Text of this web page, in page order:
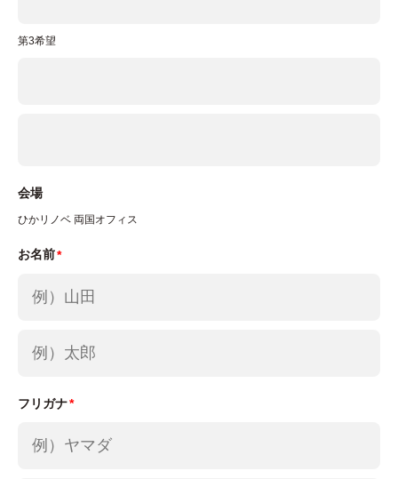
00 ※当社営業日）
メールアドレス: privacy@nexus-r-housing.jp
当社が運営するウェブサイトでは、ウェブサイトの
タの取得のため、Googleアナリティクスを利用し
ーポリシーに関する説明については、以下のURLを
ご覧ください。
第3希望
会場
ひかリノベ 両国オフィス
お名前
フリガナ